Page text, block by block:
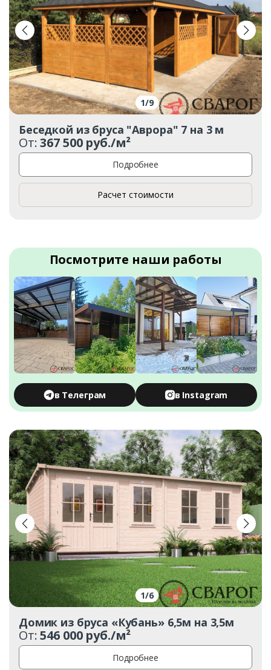
Посмотрите наши работы
в Телеграм в Instagram
1/9
Беседкой из бруса "Аврора" 7 на 3 м
От:367 500 руб./м²
Подробнее
Расчет стоимости
1/6
Домик из бруса «Кубань» 6,5м на 3,5м
От:546 000 руб./м²
Подробнее